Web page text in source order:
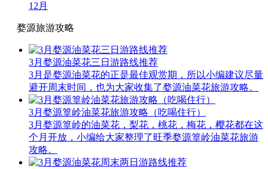
12月
婺源旅游攻略
3月婺源油菜花三日游路线推荐
3月是婺源油菜花的正是最佳观赏期，所以小编建议尽量
避开周末时间，也为大家收集了婺源油菜花旅游攻略。
3月婺源篁岭油菜花旅游攻略（吃喝住行）
3月婺源篁岭的油菜花，梨花，桃花，梅花，樱花都在这
个月开放，小编给大家整理了旺季婺源篁岭油菜花旅游
攻略。